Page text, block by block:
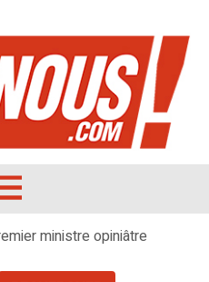
ministre opiniâtre